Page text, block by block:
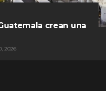
crean una
2026